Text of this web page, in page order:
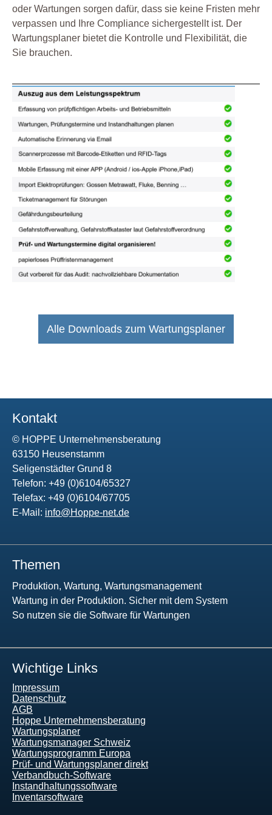
oder Wartungen sorgen dafür, dass sie keine Fristen mehr
verpassen und Ihre Compliance sichergestellt ist. Der
Wartungsplaner bietet die Kontrolle und Flexibilität, die
Sie brauchen.
Alle Downloads zum Wartungsplaner
Kontakt
© HOPPE Unternehmensberatung
63150 Heusenstamm
Seligenstädter Grund 8
Telefon: +49 (0)6104/65327
Telefax: +49 (0)6104/67705
E-Mail: info@Hoppe-net.de
Themen
Produktion, Wartung, Wartungsmanagement
Wartung in der Produktion. Sicher mit dem System
So nutzen sie die Software für Wartungen
Wichtige Links
Impressum
Datenschutz
AGB
Hoppe Unternehmensberatung
Wartungsplaner
Wartungsmanager Schweiz
Wartungsprogramm Europa
Prüf- und Wartungsplaner direkt
Verbandbuch-Software
Instandhaltungssoftware
Inventarsoftware